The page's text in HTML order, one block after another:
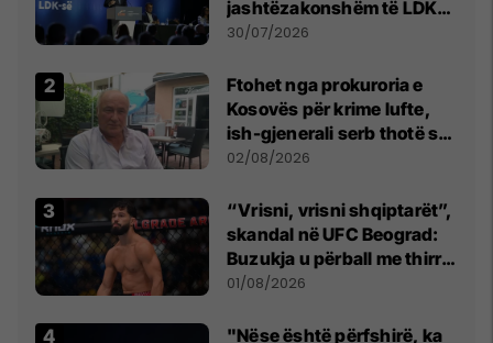
jashtëzakonshëm të LDK-
së
30/07/2026
Ftohet nga prokuroria e
Kosovës për krime lufte,
ish-gjenerali serb thotë se
dikush e tradhtoi në
02/08/2026
“Vrisni, vrisni shqiptarët”,
skandal në UFC Beograd:
Buzukja u përball me thirrje
anti-shqiptare nga
01/08/2026
"Nëse është përfshirë, ka